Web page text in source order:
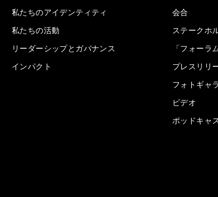
私たちのアイデンティティ
私たちの活動
リーダーシップとガバナンス
インパクト
会合
ステークホ
「フォーラ
プレスリリ
フォトギャ
ビデオ
ポッドキャ